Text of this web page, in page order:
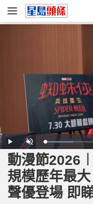
P
l
a
y
U
n
m
u
t
e
L
o
d
e
:
2
.
1
0
動漫節
規模歷年最
聲優登場 即